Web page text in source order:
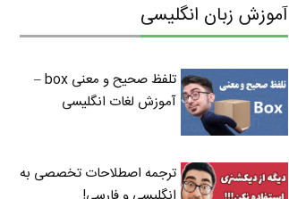
آموزش زبان انگلیسی
تلفظ صحیح و معنی box –
آموزش لغات انگلیسی
ترجمه اصطلاحات تخصصی به